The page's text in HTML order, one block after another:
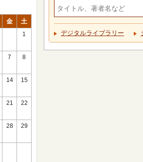
金 土
1
7 8
14 15
21 22
28 29
デジタルライブラリー